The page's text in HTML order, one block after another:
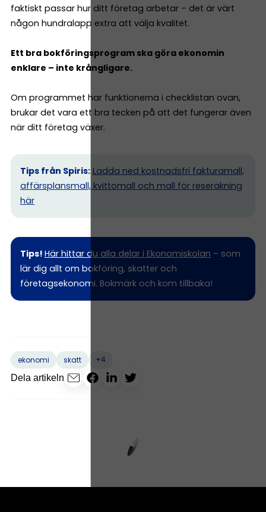
faktiskt passar hur ditt företag arbetar – det är värt
någon hundralapp extra att välja kvalitet.
Ett bra bokföringsprogram ska göra ekonomin
enklare – inte krångligare.
Om programmet har funktionerna i checklistan ovan,
brukar det vara ett bra tecken på att det fungerar även
när ditt företag växer.
Tips från Spiris: Ladda ned kostnadsfri fakturamall,
affärsplansmall, kvittomall och mall för reseräkning
här
Tips! Här hittar du alla delar i Ekonomiskolan – som
lär dig allt om bokföring, skatter och
företagsekonomi. Bokmärk och kom tillbaka!
ekonomi skatt
+4
Dela artikeln